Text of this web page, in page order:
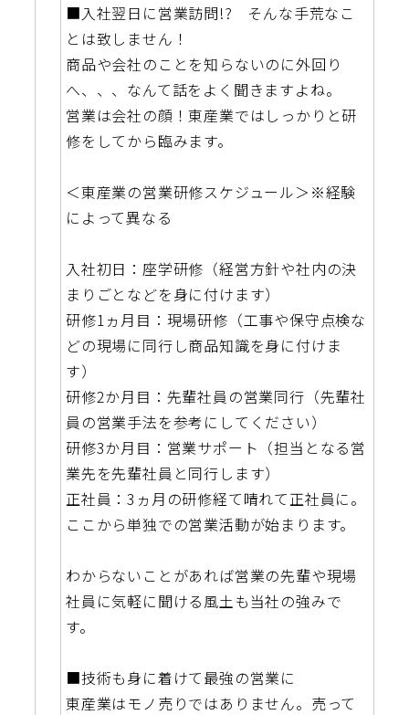
■入社翌日に営業訪問!? そんな手荒なこ
とは致しません！
商品や会社のことを知らないのに外回り
へ、、、なんて話をよく聞きますよね。
営業は会社の顔！東産業ではしっかりと研
修をしてから臨みます。
＜東産業の営業研修スケジュール＞※経験
によって異なる
入社初日：座学研修（経営方針や社内の決
まりごとなどを身に付けます）
研修1ヵ月目：現場研修（工事や保守点検な
どの現場に同行し商品知識を身に付けま
す）
研修2か月目：先輩社員の営業同行（先輩社
員の営業手法を参考にしてください）
研修3か月目：営業サポート（担当となる営
業先を先輩社員と同行します）
正社員：3ヵ月の研修経て晴れて正社員に。
ここから単独での営業活動が始まります。
わからないことがあれば営業の先輩や現場
社員に気軽に聞ける風土も当社の強みで
す。
■技術も身に着けて最強の営業に
東産業はモノ売りではありません。売って